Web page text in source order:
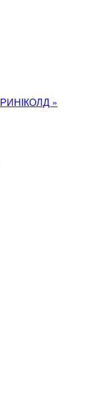
РИНІКОЛД »